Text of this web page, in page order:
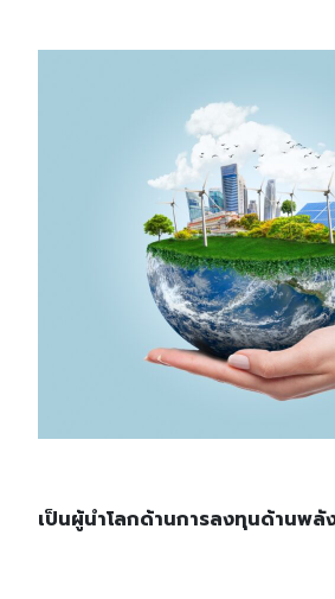
เป็นผู้นำโลกด้านการลงทุนด้านพลั